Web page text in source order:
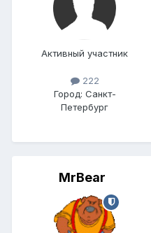
Активный участник
222
Город: Санкт-
Петербург
MrBear